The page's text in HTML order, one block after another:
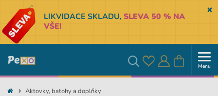
LIKVIDACE SKLADU,SLEVA 50 % NA
VŠE!
Vyhledávání
OblíbenéPřihlásit
Košík Menu
Aktovky, batohy a doplňky